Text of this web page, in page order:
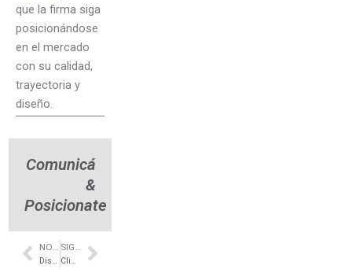
que la firma siga
posicionándose
en el mercado
con su calidad,
trayectoria y
diseño.
Comunicá
&
Posicionate
Prev
NOTA ANTERIOR SIGUIENTE NOTA Next